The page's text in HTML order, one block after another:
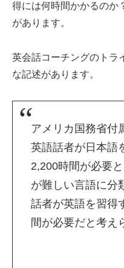
得には何時間かかるのか
があります。
英会話コーチングのトラ
な記述があります。
アメリカ国務省付
英語話者が日本語
2,200時間が必要
が難しい言語に分
話者が英語を習得
間が必要だと考え